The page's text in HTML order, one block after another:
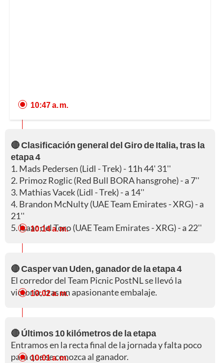
10:47 a. m.
🔴 Clasificación general del Giro de Italia, tras la
etapa 4
1. Mads Pedersen (Lidl - Trek) - 11h 44' 31''
2. Primoz Roglic (Red Bull BORA hansgrohe) - a 7''
3. Mathias Vacek (Lidl - Trek) - a 14''
4. Brandon McNulty (UAE Team Emirates - XRG) - a
21''
5. Isaac del Toro (UAE Team Emirates - XRG) - a 22''
10:14 a. m.
🔴 Casper van Uden, ganador de la etapa 4
El corredor del Team Picnic PostNL se llevó la
victoria, tras un apasionante embalaje.
10:02 a. m.
🔴 Últimos 10 kilómetros de la etapa
Entramos en la recta final de la jornada y falta poco
para que se conozca al ganador.
10:01 a. m.